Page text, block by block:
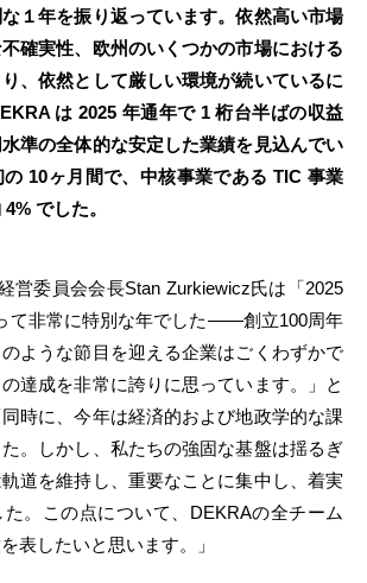
１年を振り返っています。依然高い市場
確実性、欧州のいくつかの市場における
、依然として厳しい環境が続いているに
は 2025 年通年で 1 桁台半ばの収益
準の全体的な安定した業績を見込んでい
の 10ヶ月間で、中核事業である TIC 事業
でした。
営委員会会長Stan Zurkiewicz氏は「2025
て非常に特別な年でした――創立100周年
ような節目を迎える企業はごくわずかで
達成を非常に誇りに思っています。」と
時に、今年は経済的および地政学的な課
。しかし、私たちの強固な基盤は揺るぎ
道を維持し、重要なことに集中し、着実
。この点について、DEKRAの全チーム
表したいと思います。」